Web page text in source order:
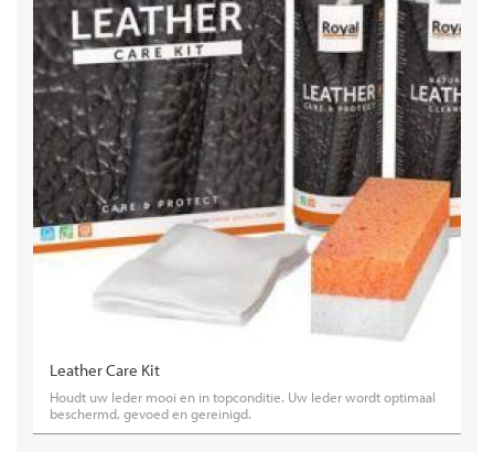
Leather Care Kit
Houdt uw leder mooi en in topconditie. Uw leder wordt optimaal
beschermd, gevoed en gereinigd.